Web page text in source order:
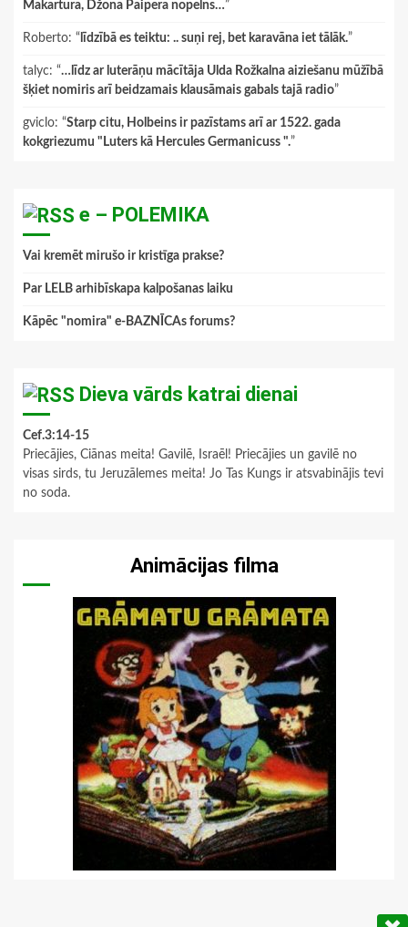
Makartura, Džona Paipera nopelns…”
Roberto: “ līdzībā es teiktu: .. suņi rej, bet karavāna iet tālāk.”
talyc: “…līdz ar luterāņu mācītāja Ulda Rožkalna aiziešanu mūžībā
šķiet nomiris arī beidzamais klausāmais gabals tajā radio”
gviclo: “Starp citu, Holbeins ir pazīstams arī ar 1522. gada
kokgriezumu "Luters kā Hercules Germanicuss ".”
e – POLEMIKA
Vai kremēt mirušo ir kristīga prakse?
Par LELB arhibīskapa kalpošanas laiku
Kāpēc "nomira" e-BAZNĪCAs forums?
Dieva vārds katrai dienai
Cef.3:14-15
Priecājies, Ciānas meita! Gavilē, Israēl! Priecājies un gavilē no
visas sirds, tu Jeruzālemes meita! Jo Tas Kungs ir atsvabinājis tevi
no soda.
Animācijas filma